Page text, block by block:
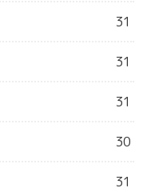
31
31
31
30
31